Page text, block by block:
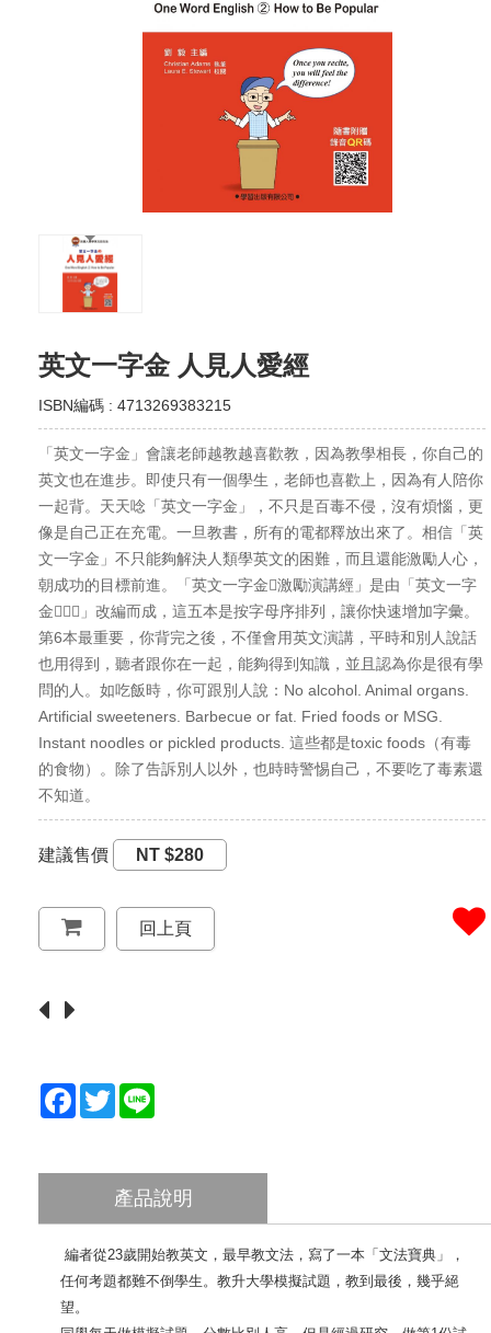
英文一字金 人見人愛經
ISBN編碼 : 4713269383215
「英文一字金」會讓老師越教越喜歡教，因為教學相長，你自己的
英文也在進步。即使只有一個學生，老師也喜歡上，因為有人陪你
一起背。天天唸「英文一字金」，不只是百毒不侵，沒有煩惱，更
像是自己正在充電。一旦教書，所有的電都釋放出來了。相信「英
文一字金」不只能夠解決人類學英文的困難，而且還能激勵人心，
朝成功的目標前進。「英文一字金激勵演講經」是由「英文一字
金～」改編而成，這五本是按字母序排列，讓你快速增加字彙。
第6本最重要，你背完之後，不僅會用英文演講，平時和別人說話
也用得到，聽者跟你在一起，能夠得到知識，並且認為你是很有學
問的人。如吃飯時，你可跟別人說：No alcohol. Animal organs.
Artificial sweeteners. Barbecue or fat. Fried foods or MSG.
Instant noodles or pickled products. 這些都是toxic foods（有毒
的食物）。除了告訴別人以外，也時時警惕自己，不要吃了毒素還
不知道。
建議售價 NT $280
回上頁
F
a
e
o
o
k
T
w
t
t
e
r
e
產品說明
編者從23歲開始教英文，最早教文法，寫了一本「文法寶典」，
任何考題都難不倒學生。教升大學模擬試題，教到最後，幾乎絕
望。